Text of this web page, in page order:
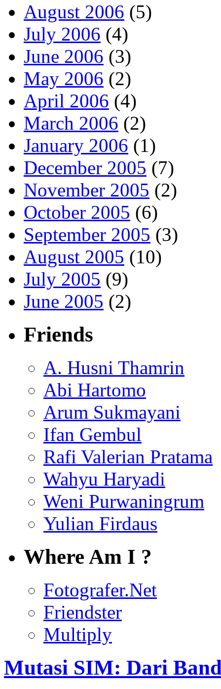
August 2006 (5)
July 2006 (4)
June 2006 (3)
May 2006 (2)
April 2006 (4)
March 2006 (2)
January 2006 (1)
December 2005 (7)
November 2005 (2)
October 2005 (6)
September 2005 (3)
August 2005 (10)
July 2005 (9)
June 2005 (2)
Friends
A. Husni Thamrin
Abi Hartomo
Arum Sukmayani
Ifan Gembul
Rafi Valerian Pratama
Wahyu Haryadi
Weni Purwaningrum
Yulian Firdaus
Where Am I ?
Fotografer.Net
Friendster
Multiply
Mutasi SIM: Dari